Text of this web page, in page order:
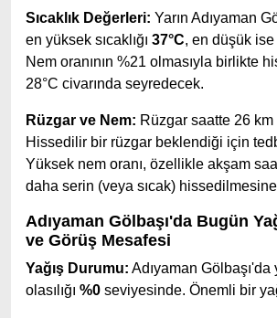
Sıcaklık Değerleri: Yarın Adıyaman
en yüksek sıcaklığı 37°C, en düşük ise
Nem oranının %21 olmasıyla birlikte
28°C civarında seyredecek.
Rüzgar ve Nem: Rüzgar saatte 26 km
Hissedilir bir rüzgar beklendiği için
Yüksek nem oranı, özellikle akşam
daha serin (veya sıcak)
Adıyaman Gölbaşı'da Bugün
ve Görüş Mesafesi
Yağış Durumu: Adıyaman Gölbaşı'da
olasılığı %0 seviyesinde. Önemli bir